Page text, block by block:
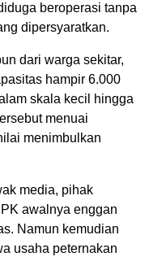
beroperasi tanpa
dipersyaratkan.
dari warga sekitar,
hampir 6.000
skala kecil hingga
menuai
menimbulkan
media, pihak
awalnya enggan
Namun kemudian
usaha peternakan